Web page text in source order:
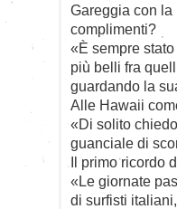
Gareggia con la
complimenti?
«È sempre
più belli fra
guardando la
Alle Hawaii
«Di solito
guanciale di
Il primo ricordo
«Le giornate
di surfisti